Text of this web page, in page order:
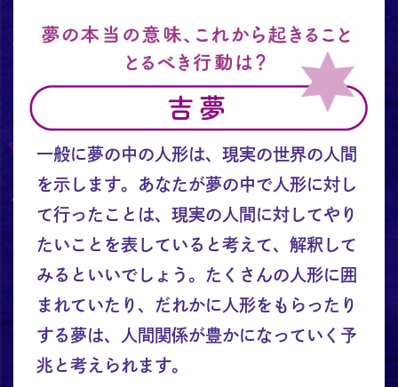
一般に夢の中の人形は、現実の世界の人間
を示します。あなたが夢の中で人形に対し
て行ったことは、現実の人間に対してやり
たいことを表していると考えて、解釈して
みるといいでしょう。たくさんの人形に囲
まれていたり、だれかに人形をもらったり
する夢は、人間関係が豊かになっていく予
兆と考えられます。